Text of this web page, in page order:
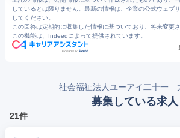
11
12
13https://minkai.jp/reviews/32006
14https://www.ui21.or.jp/taiyou_ramenrec/
15
https://www.ui21.or.jp/sns/
しているとは限りません。最新の情報は、企業の公式ウェブ
してください。
この回答は定期的に収集した情報に基づいており、将来変更
この機能は、Indeedによって提供されています。
社会福祉法人ユーアイ二十一
募集している求人
21件